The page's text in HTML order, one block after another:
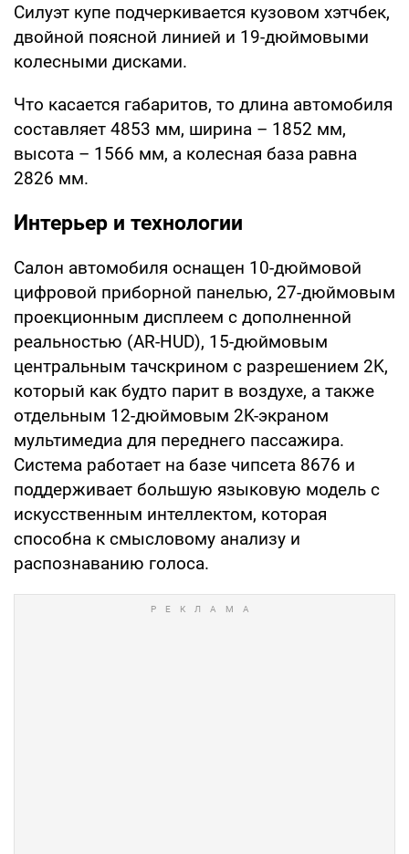
Силуэт купе подчеркивается кузовом хэтчбек,
двойной поясной линией и 19-дюймовыми
колесными дисками.
Что касается габаритов, то длина автомобиля
составляет 4853 мм, ширина – 1852 мм,
высота – 1566 мм, а колесная база равна
2826 мм.
Интерьер и технологии
Салон автомобиля оснащен 10-дюймовой
цифровой приборной панелью, 27-дюймовым
проекционным дисплеем с дополненной
реальностью (AR-HUD), 15-дюймовым
центральным тачскрином с разрешением 2K,
который как будто парит в воздухе, а также
отдельным 12-дюймовым 2K-экраном
мультимедиа для переднего пассажира.
Система работает на базе чипсета 8676 и
поддерживает большую языковую модель с
искусственным интеллектом, которая
способна к смысловому анализу и
распознаванию голоса.